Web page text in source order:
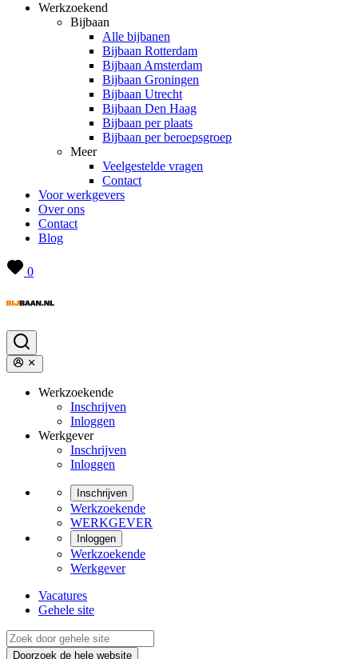
Werkzoekend
Bijbaan
Alle bijbanen
Bijbaan Rotterdam
Bijbaan Amsterdam
Bijbaan Groningen
Bijbaan Utrecht
Bijbaan Den Haag
Bijbaan per plaats
Bijbaan per beroepsgroep
Meer
Veelgestelde vragen
Contact
Voor werkgevers
Over ons
Contact
Blog
0
Werkzoekende
Inschrijven
Inloggen
Werkgever
Inschrijven
Inloggen
Inschrijven
Werkzoekende
WERKGEVER
Inloggen
Werkzoekende
Werkgever
Vacatures
Gehele site